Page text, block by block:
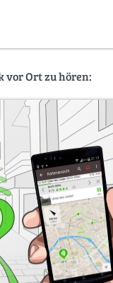
vor Ort zu hören: